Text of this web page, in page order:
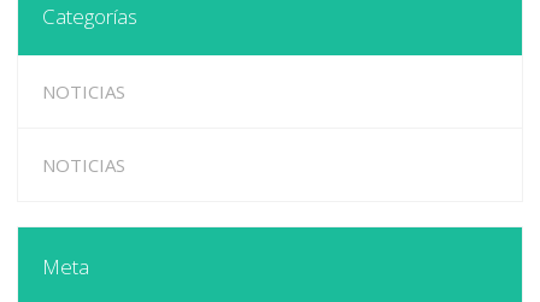
Categorías
NOTICIAS
NOTICIAS
Meta